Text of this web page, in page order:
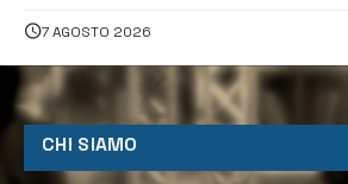
tutti
7 AGOSTO 2026
CHI SIAMO